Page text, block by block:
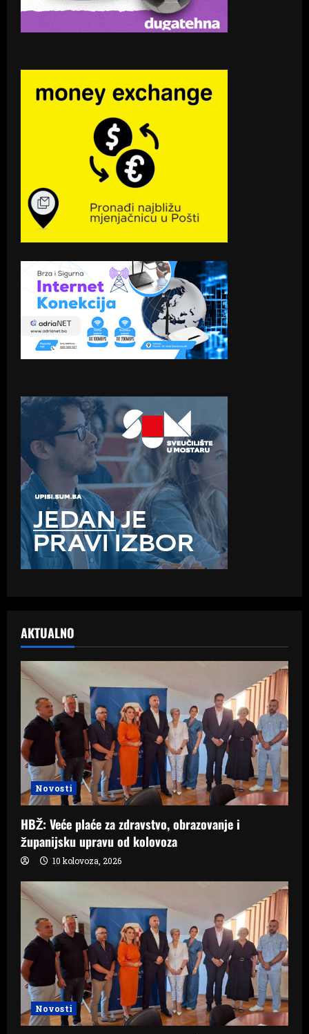
AKTUALNO
Novosti
HBŽ: Veće plaće za zdravstvo, obrazovanje i
županijsku upravu od kolovoza
10 kolovoza, 2026
Novosti